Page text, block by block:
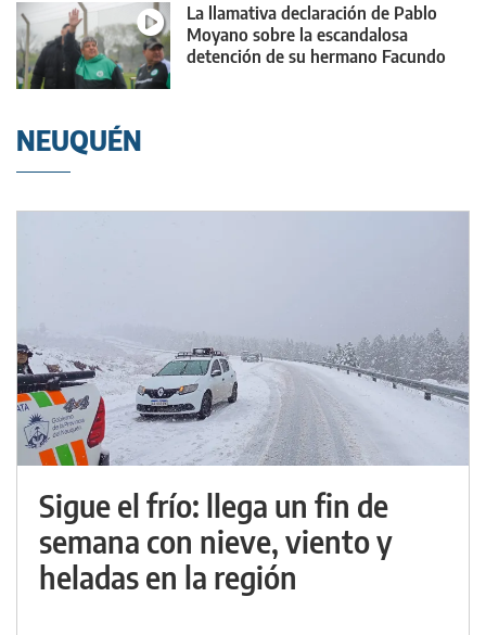
La llamativa declaración de Pablo
Moyano sobre la escandalosa
detención de su hermano Facundo
NEUQUÉN
Sigue el frío: llega un fin de
semana con nieve, viento y
heladas en la región